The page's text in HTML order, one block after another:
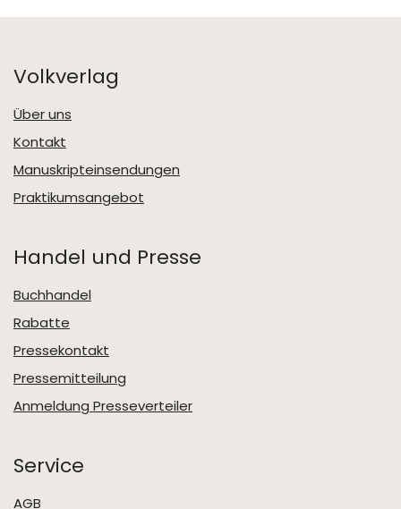
€14,90€9,90.
Volkverlag
Über uns
Kontakt
Manuskripteinsendungen
Praktikumsangebot
Handel und Presse
Buchhandel
Rabatte
Pressekontakt
Pressemitteilung
Anmeldung Presseverteiler
Service
AGB